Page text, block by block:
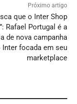
Próximo artigo
que o Inter Shop
Rafael Portugal é a
de nova campanha
Inter focada em seu
marketplace